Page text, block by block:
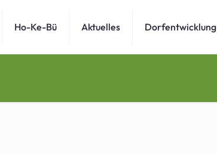
Ho-Ke-Bü Aktuelles Dorfentwicklung